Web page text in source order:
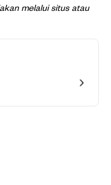
melalui situs atau